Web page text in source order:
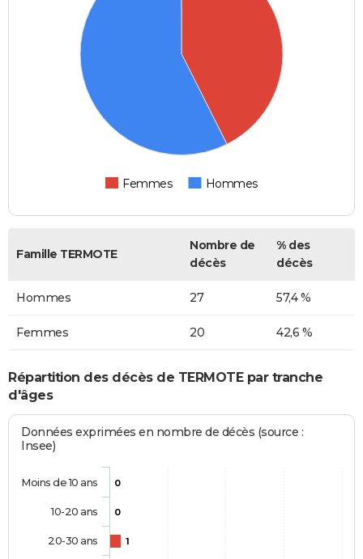
Femmes Hommes
Famille TERMOTE
Nombre de
décès
% des
décès
Hommes 27 57,4 %
Femmes 20 42,6 %
Répartition des décès de TERMOTE par tranche
d'âges
Données exprimées en nombre de décès (source :
Insee)
0
0
1
Moins de 10 ans
10-20 ans
20-30 ans